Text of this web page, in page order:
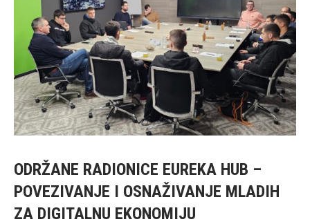
ODRŽANE RADIONICE EUREKA HUB –
POVEZIVANJE I OSNAŽIVANJE MLADIH
ZA DIGITALNU EKONOMIJU